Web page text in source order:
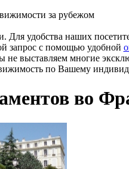
за рубежом
удобства наших
запрос с помощью удобной
выставляем многие
по Вашему
во